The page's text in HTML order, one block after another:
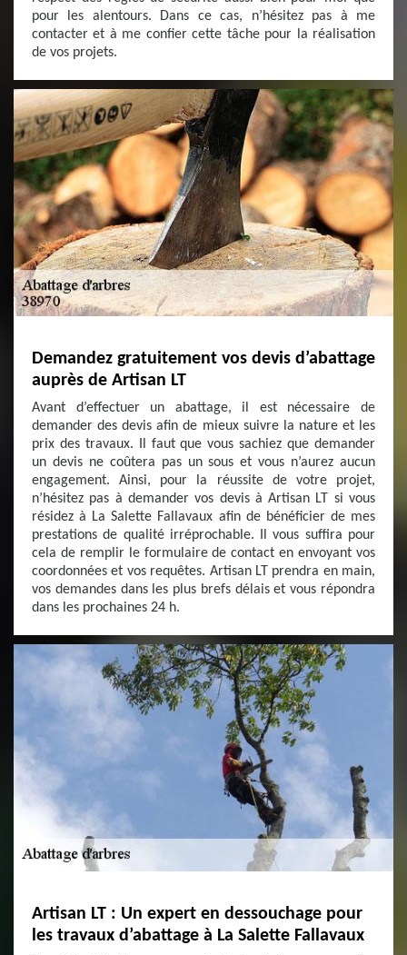
pour les alentours. Dans ce cas, n’hésitez pas à me
contacter et à me confier cette tâche pour la réalisation
de vos projets.
Demandez gratuitement vos devis d’abattage
auprès de Artisan LT
Avant d’effectuer un abattage, il est nécessaire de
demander des devis afin de mieux suivre la nature et les
prix des travaux. Il faut que vous sachiez que demander
un devis ne coûtera pas un sous et vous n’aurez aucun
engagement. Ainsi, pour la réussite de votre projet,
n’hésitez pas à demander vos devis à Artisan LT si vous
résidez à La Salette Fallavaux afin de bénéficier de mes
prestations de qualité irréprochable. Il vous suffira pour
cela de remplir le formulaire de contact en envoyant vos
coordonnées et vos requêtes. Artisan LT prendra en main,
vos demandes dans les plus brefs délais et vous répondra
dans les prochaines 24 h.
Artisan LT : Un expert en dessouchage pour
les travaux d’abattage à La Salette Fallavaux